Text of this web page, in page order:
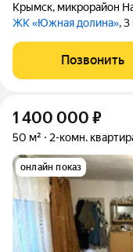
Крымск, микрорайон
ЖК «Южная долина»,
Позвонить
1 400 000 ₽
50 м² 2-комн.
онлайн показ